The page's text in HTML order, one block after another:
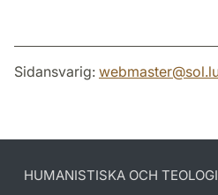
Sidansvarig: webmaster@
HUMANISTISKA OCH